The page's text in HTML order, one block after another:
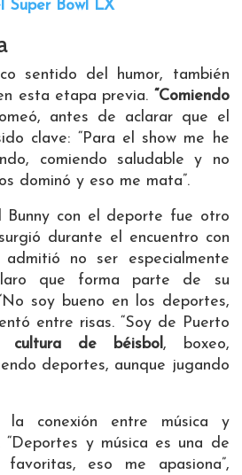
Super Bowl LX
sentido del humor, también
esta etapa previa. “Comiendo
antes de aclarar que el
clave: “Para el show me he
comiendo saludable y no
dominó y eso me mata”.
Bunny con el deporte fue otro
durante el encuentro con
admitió no ser especialmente
que forma parte de su
soy bueno en los deportes,
entre risas. “Soy de Puerto
cultura de béisbol, boxeo,
deportes, aunque jugando
la conexión entre música y
y música es una de
favoritas, eso me apasiona”,